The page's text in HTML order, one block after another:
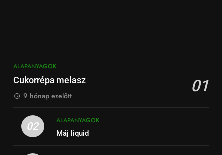
ALAPANYAGOK
Cukorrépa melasz 01
9 hónap ezelőtt
02
ALAPANYAGOK
Máj liquid